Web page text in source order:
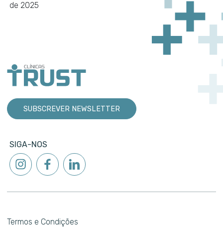
de 2025
SUBSCREVER NEWSLETTER
SIGA-NOS
Termos e Condições